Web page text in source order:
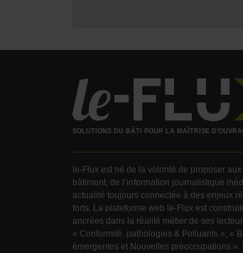
SOLUTIONS DU BÂTI POUR LA MAÎTRISE
le-Flux est né de la volonté de proposer
bâtiment, de l’information journalistique
actualité toujours connectée à des enjeux
forts. La plateforme web le-Flux est
ancrées dans la réalité métier de ses
« Conformité, pathologies & Polluants », «
émergentes et Nouvelles préoccupations